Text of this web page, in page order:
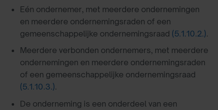
Eén ondernemer, met meerdere ondernemingen
en meerdere ondernemingsraden of een
gemeenschappelijke ondernemingsraad (5.1.10.2.).
Meerdere verbonden ondernemers, met meerdere
ondernemingen en meerdere ondernemingsraden
of een gemeenschappelijke ondernemingsraad
(5.1.10.3.).
De onderneming is een onderdeel van een